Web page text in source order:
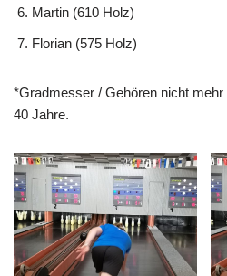
Martin (610 Holz)
Florian (575 Holz)
*Gradmesser / Gehören nicht
40 Jahre.